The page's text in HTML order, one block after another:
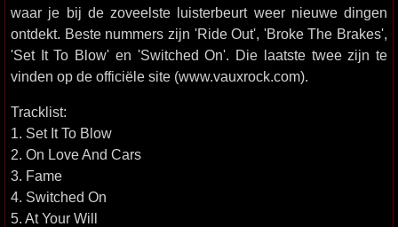
waar je bij de zoveelste luisterbeurt weer nieuwe dingen
ontdekt. Beste nummers zijn 'Ride Out', 'Broke The Brakes',
'Set It To Blow' en 'Switched On'. Die laatste twee zijn te
vinden op de officiële site (www.vauxrock.com).
Tracklist:
1. Set It To Blow
2. On Love And Cars
3. Fame
4. Switched On
5. At Your Will